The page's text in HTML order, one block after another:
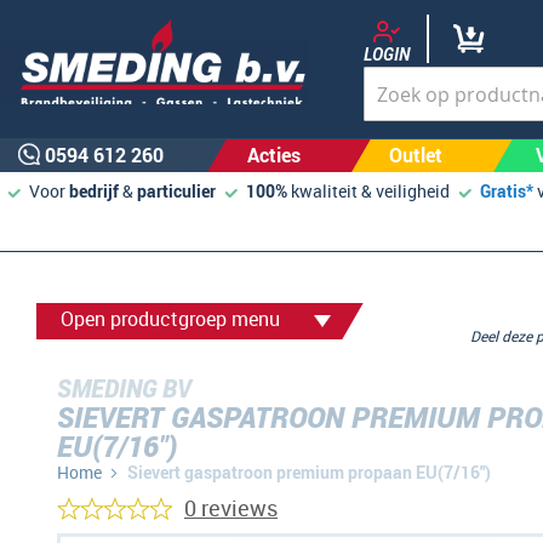
LOGIN
0594 612 260 Acties Outlet
Voorbedrijf&particulier 100% kwaliteit & veiligheid Gratis*
Open productgroep menu
SMEDING BV
SIEVERT GASPATROON PREMIUM
EU(7/16")
Home Sievert gaspatroon premium propaan EU(7/16")
Deel
0 reviews